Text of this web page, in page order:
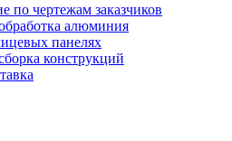
по чертежам заказчиков
алюминия
панелях
конструкций